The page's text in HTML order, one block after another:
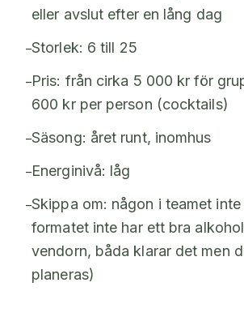
eller avslut efter en lång dag
–Storlek: 6 till 25
–Pris: från cirka 5 000 kr för
600 kr per person (cocktails)
–Säsong: året runt, inomhus
–Energinivå: låg
–Skippa om: någon i teamet
formatet inte har ett bra
vendorn, båda klarar det men
planeras)